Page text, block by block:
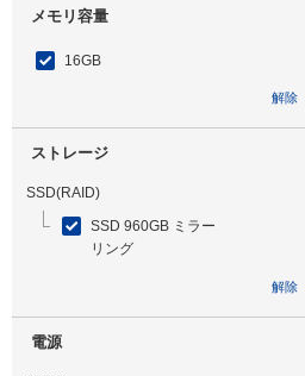
メモリ容量
16GB
解除
ストレージ
SSD(RAID)
SSD 960GB ミラー
リング
解除
電源